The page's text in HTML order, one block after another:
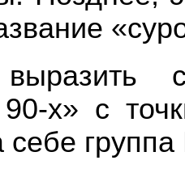
выразить
х» с
себе